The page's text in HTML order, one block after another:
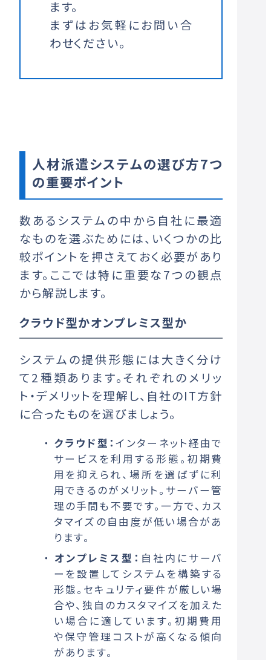
ます。
まずはお気軽にお問い合
わせください。
人材派遣システムの選び方7つ
の重要ポイント
数あるシステムの中から自社に最適
なものを選ぶためには、いくつかの比
較ポイントを押さえておく必要があり
ます。ここでは特に重要な7つの観点
から解説します。
クラウド型かオンプレミス型か
システムの提供形態には大きく分け
て2種類あります。それぞれのメリッ
ト・デメリットを理解し、自社のIT方針
に合ったものを選びましょう。
クラウド型：インターネット経由で
サービスを利用する形態。初期費
用を抑えられ、場所を選ばずに利
用できるのがメリット。サーバー管
理の手間も不要です。一方で、カス
タマイズの自由度が低い場合があ
ります。
オンプレミス型： 自社内にサーバ
ーを設置してシステムを構築する
形態。セキュリティ要件が厳しい場
合や、独自のカスタマイズを加えた
い場合に適しています。初期費用
や保守管理コストが高くなる傾向
があります。